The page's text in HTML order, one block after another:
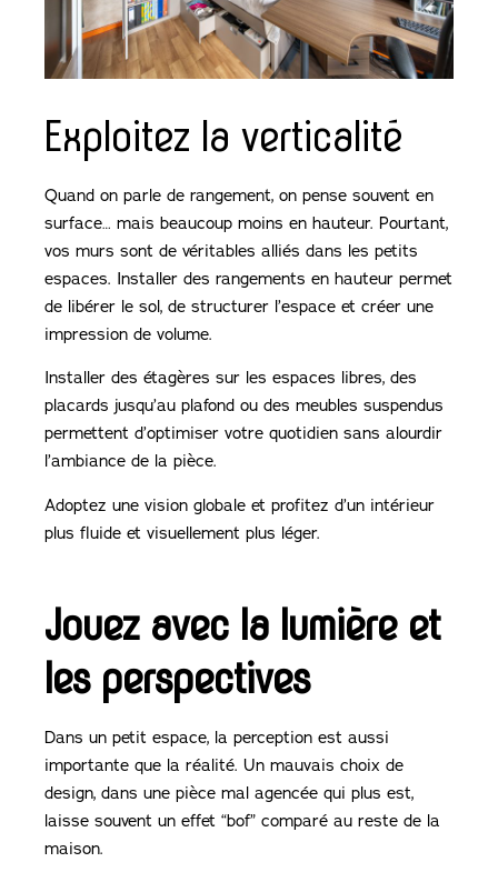
Exploitez la verticalité
Quand on parle de rangement, on pense souvent en
surface… mais beaucoup moins en hauteur. Pourtant,
vos murs sont de véritables alliés dans les petits
espaces. Installer des rangements en hauteur permet
de libérer le sol, de structurer l’espace et créer une
impression de volume.
Installer des étagères sur les espaces libres, des
placards jusqu’au plafond ou des meubles suspendus
permettent d’optimiser votre quotidien sans alourdir
l’ambiance de la pièce.
Adoptez une vision globale et profitez d’un intérieur
plus fluide et visuellement plus léger.
Jouez avec la lumière et
les perspectives
Dans un petit espace, la perception est aussi
importante que la réalité. Un mauvais choix de
design, dans une pièce mal agencée qui plus est,
laisse souvent un effet “bof” comparé au reste de la
maison.